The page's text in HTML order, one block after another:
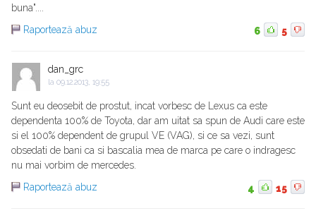
buna"....
Raportează abuz
6 5
dan_grc
la 09.12.2013, 19:55
Sunt eu deosebit de prostut, incat vorbesc de Lexus ca este
dependenta 100% de Toyota, dar am uitat sa spun de Audi care este
si el 100% dependent de grupul VE (VAG), si ce sa vezi, sunt
obsedati de bani ca si bascalia mea de marca pe care o indragesc
nu mai vorbim de mercedes.
Raportează abuz
4 15